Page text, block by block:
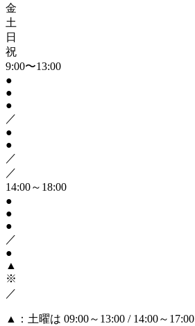
金
土
日
祝
9:00〜13:00
●
●
●
／
●
●
／
／
14:00～18:00
●
●
●
／
●
▲
※
／
▲
：土曜は 09:00～13:00 / 14:00～17:00